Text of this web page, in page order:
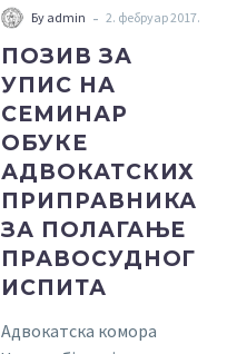
ПРАВОСУДНОГ
ИСПИТА
Бy admin - 2. фебруар 2017.
ПОЗИВ ЗА
УПИС НА
СЕМИНАР
ОБУКЕ
АДВОКАТСКИХ
ПРИПРАВНИКА
ЗА ПОЛАГАЊЕ
ПРАВОСУДНОГ
ИСПИТА
Адвокатска комора